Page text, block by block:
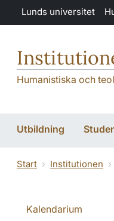
Hoppa till huvudinnehåll
Lunds universitet
Humanistiska och
Utbildning
Start Institutionen
Kalendarium